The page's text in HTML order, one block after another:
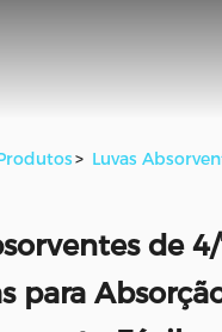
> Luvas
de
para